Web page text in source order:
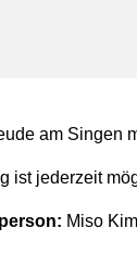
am Singen
ist jederzeit
Miso Kim